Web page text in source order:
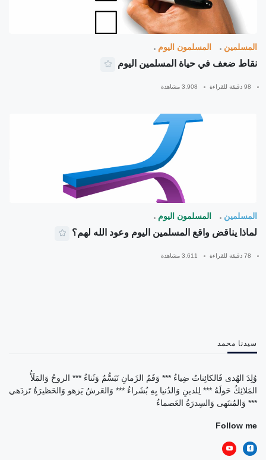
المسلمين المسلمون اليوم
نقاط ضعف في حياة المسلمين اليوم
98 دقيقة للقراءة 3,908 مشاهدة
المسلمين المسلمون اليوم
لماذا يناقض واقع المسلمين اليوم وعود الله لهم؟
78 دقيقة للقراءة 3,611 مشاهدة
سيدنا محمد
وُلِدَ الهُدى فَالكائِناتُ ضِياءُ *** وَفَمُ الزَمانِ تَبَسُّمٌ وَثَناءُ *** الروحُ وَالمَلَأُ
المَلائِكُ حَولَهُ *** لِلدينِ وَالدُنيا بِهِ بُشَراءُ *** وَالعَرشُ يَزهو وَالحَظيرَةُ تَزدَهي
*** وَالمُنتَهى وَالسِدرَةُ العَصماءُ
Follow me